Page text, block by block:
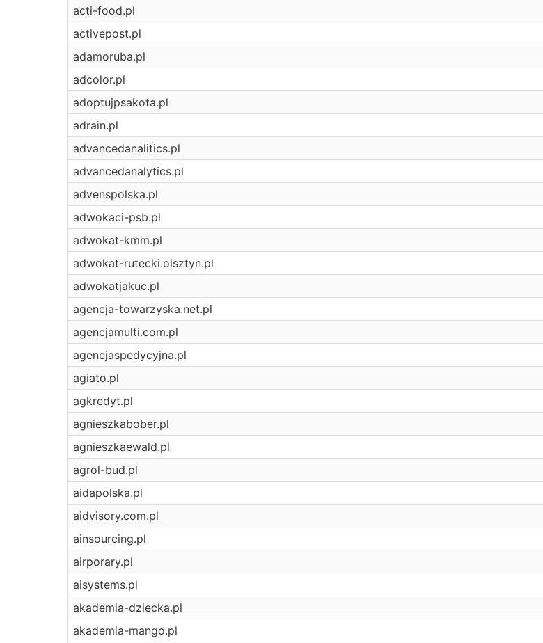
acti-food.pl
activepost.pl
adamoruba.pl
adcolor.pl
adoptujpsakota.pl
adrain.pl
advancedanalitics.pl
advancedanalytics.pl
advenspolska.pl
adwokaci-psb.pl
adwokat-kmm.pl
adwokat-rutecki.olsztyn.pl
adwokatjakuc.pl
agencja-towarzyska.net.pl
agencjamulti.com.pl
agencjaspedycyjna.pl
agiato.pl
agkredyt.pl
agnieszkabober.pl
agnieszkaewald.pl
agrol-bud.pl
aidapolska.pl
aidvisory.com.pl
ainsourcing.pl
airporary.pl
aisystems.pl
akademia-dziecka.pl
akademia-mango.pl